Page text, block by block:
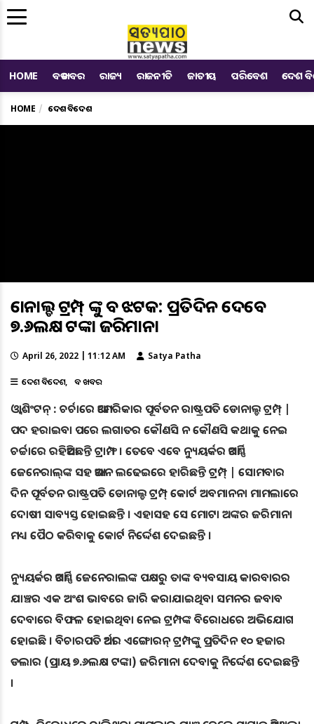
HOME ବଡ ଖବର ରାଜ୍ୟ ରାଜନୀତି ଜାତୀୟ ପରିବେଶ ଦେଶ
HOME ଦେଶ ବିଦେଶ
ଡୋନାଲ୍ଡ ଟ୍ରମ୍ପ୍ ଙ୍କୁ ବଡ ଝଟକ: ପ୍ରତିଦିନ ଦେବେ
୭.୬ଲକ୍ଷ ଟଙ୍କା ଜରିମାନା
April 26, 2022 | 11:12 AM Satya Patha
ଦେଶ ବିଦେଶ ବଡ ଖବର
ଓ୍ବାଶିଂଟନ୍ : ଚର୍ଚାରେ ଆମେରିକାର ପୂର୍ବତନ ରାଷ୍ଟ୍ରପତି ଡୋନାଲ୍ଡ ଟ୍ରମ୍ପ୍ |
ପଦ ହରାଇବା ପରେ ଲଗାତର କୌଣସି ନ କୌଣସି କଥାକୁ ନେଇ
ଚର୍ଚ୍ଚାରେ ରହିଆସିଛନ୍ତି ଟ୍ରାମ୍ଫ । ତେବେ ଏବେ ନ୍ୟୁୟର୍କର ଆଟର୍ଣ୍ଣି
ଜେନେରାଲ୍‌ଙ୍କ ସହ ଆଇନ ଲଢେଇରେ ହାରିଛନ୍ତି ଟ୍ରମ୍ପ୍ | ସୋମବାର
ଦିନ ପୂର୍ବତନ ରାଷ୍ଟ୍ରପତି ଡୋନାଲ୍ଡ ଟ୍ରମ୍ପ୍ କୋର୍ଟ ଅବମାନନା ମାମଲାରେ
ଦୋଷୀ ସାବ୍ୟସ୍ତ ହୋଇଛନ୍ତି । ଏହାସହ ସେ ମୋଟା ଅଙ୍କର ଜରିମାନା
ମଧ୍ୟ ପୈଠ କରିବାକୁ କୋର୍ଟ ନିର୍ଦ୍ଦେଶ ଦେଇଛନ୍ତି ।
ନ୍ୟୁୟର୍କର ଆଟର୍ଣ୍ଣି ଜେନେରାଲଙ୍କ ପକ୍ଷରୁ ତାଙ୍କ ବ୍ୟବସାୟ କାରବାରର
ଯାଞ୍ଚର ଏକ ଅଂଶ ଭାବରେ ଜାରି କରାଯାଇଥିବା ସମନର ଜବାବ
ଦେବାରେ ବିଫଳ ହୋଇଥିବା ନେଇ ଟ୍ରମ୍ପଙ୍କ ବିରୋଧରେ ଅଭିଯୋଗ
ହୋଇଛି । ବିଚାରପତି ଆର୍ଥର ଏଙ୍ଗୋରନ୍ ଟ୍ରମ୍ପଙ୍କୁ ପ୍ରତିଦିନ ୧୦ ହଜାର
ଡଲାର (ପ୍ରାୟ ୭.୬ଲକ୍ଷ ଟଙ୍କା) ଜରିମାନା ଦେବାକୁ ନିର୍ଦ୍ଦେଶ ଦେଇଛନ୍ତି
।